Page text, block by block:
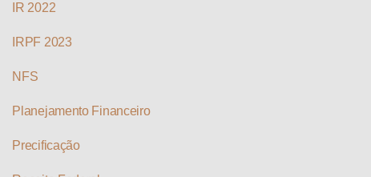
IR 2022
IRPF 2023
NFS
Planejamento Financeiro
Precificação